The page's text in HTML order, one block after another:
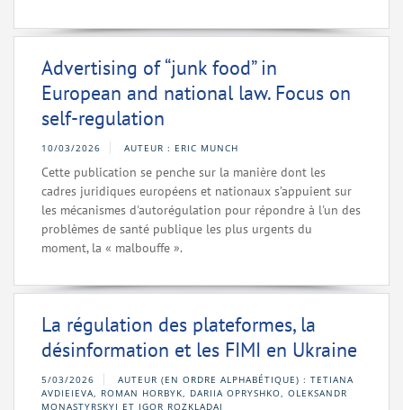
Advertising of “junk food” in
European and national law. Focus on
self-regulation
10/03/2026 AUTEUR : ERIC MUNCH
Cette publication se penche sur la manière dont les
cadres juridiques européens et nationaux s’appuient sur
les mécanismes d'autorégulation pour répondre à l'un des
problèmes de santé publique les plus urgents du
moment, la « malbouffe ».
La régulation des plateformes, la
désinformation et les FIMI en Ukraine
5/03/2026
AUTEUR (EN ORDRE ALPHABÉTIQUE) : TETIANA
AVDIEIEVA, ROMAN HORBYK, DARIIA OPRYSHKO, OLEKSANDR
MONASTYRSKYI ET IGOR ROZKLADAJ